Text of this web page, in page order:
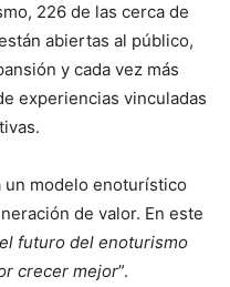
226 de las cerca de
abiertas al público,
y cada vez más
experiencias vinculadas
un modelo enoturístico
de valor. En este
el futuro del enoturismo
crecer mejor”.